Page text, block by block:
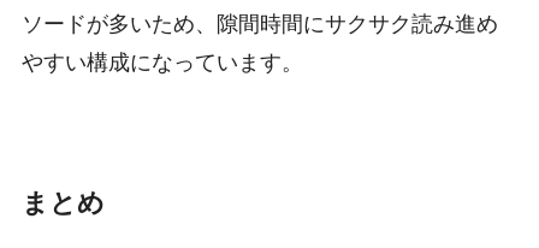
ソードが多いため、隙間時間にサクサク読み進め
やすい構成になっています。
まとめ